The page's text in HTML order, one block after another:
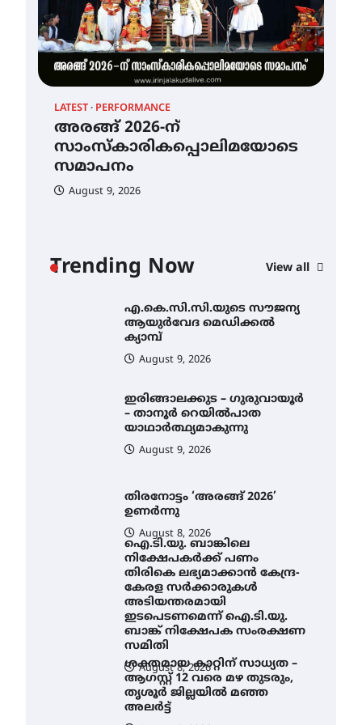
LATEST PERFORMANCE
അരങ്ങ് 2026-ന്
സാംസ്കാരികപ്പൊലിമയോടെ
സമാപനം
August 9, 2026
Trending Now View all
കേരള സർക്കാരുകൾ
അടിയന്തരമായി
ഇടപെടണമെന്ന് ഐ.ടി.യു.
ബാങ്ക് നിക്ഷേപക സംരക്ഷണ
സമിതി
August 8, 2026
ശക്തമായ കാറ്റിന് സാധ്യത –
തൃശൂർ ജില്ലയിൽ മഞ്ഞ
അലർട്ട്
August 8, 2026
സാംസ്കാരികപ്പൊലിമയോടെ
എ.കെ.സി.സി.യുടെ സൗജന്യ
August 9, 2026
ഇരിങ്ങാലക്കുട – ഗുരുവായൂർ
August 9, 2026
തിരനോട്ടം ‘അരങ്ങ് 2026’
August 8, 2026
ഐ.ടി.യു. ബാങ്കിലെ
നിക്ഷേപകർക്ക് പണം
തിരികെ ലഭ്യമാക്കാൻ കേന്ദ്ര-
കേരള സർക്കാരുകൾ
അടിയന്തരമായി
ഇടപെടണമെന്ന് ഐ.ടി.യു.
ബാങ്ക് നിക്ഷേപക സംരക്ഷണ
സമിതി
August 8, 2026
ശക്തമായ കാറ്റിന് സാധ്യത –
ആഗസ്റ്റ് 12 വരെ മഴ തുടരും,
തൃശൂർ ജില്ലയിൽ മഞ്ഞ
അലർട്ട്
August 8, 2026
അരങ്ങ് 2026-ന്